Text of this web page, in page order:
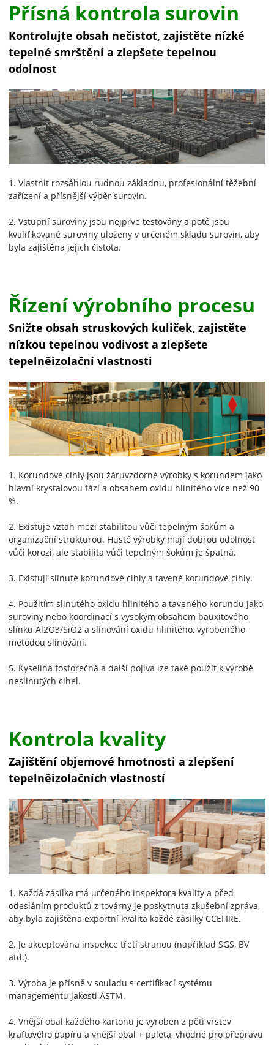
Přísná kontrola surovin
Kontrolujte obsah nečistot, zajistěte nízké
tepelné smrštění a zlepšete tepelnou
odolnost
1. Vlastnit rozsáhlou rudnou základnu, profesionální těžební
zařízení a přísnější výběr surovin.
2. Vstupní suroviny jsou nejprve testovány a poté jsou
kvalifikované suroviny uloženy v určeném skladu surovin, aby
byla zajištěna jejich čistota.
Řízení výrobního procesu
Snižte obsah struskových kuliček, zajistěte
nízkou tepelnou vodivost a zlepšete
tepelněizolační vlastnosti
1. Korundové cihly jsou žáruvzdorné výrobky s korundem jako
hlavní krystalovou fází a obsahem oxidu hlinitého více než 90
%.
2. Existuje vztah mezi stabilitou vůči tepelným šokům a
organizační strukturou. Husté výrobky mají dobrou odolnost
vůči korozi, ale stabilita vůči tepelným šokům je špatná.
3. Existují slinuté korundové cihly a tavené korundové cihly.
4. Použitím slinutého oxidu hlinitého a taveného korundu jako
suroviny nebo koordinací s vysokým obsahem bauxitového
slínku Al2O3/SiO2 a slinování oxidu hlinitého, vyrobeného
metodou slinování.
5. Kyselina fosforečná a další pojiva lze také použít k výrobě
neslinutých cihel.
Kontrola kvality
Zajištění objemové hmotnosti a zlepšení
tepelněizolačních vlastností
1. Každá zásilka má určeného inspektora kvality a před
odesláním produktů z továrny je poskytnuta zkušební zpráva,
aby byla zajištěna exportní kvalita každé zásilky CCEFIRE.
2. Je akceptována inspekce třetí stranou (například SGS, BV
atd.).
3. Výroba je přísně v souladu s certifikací systému
managementu jakosti ASTM.
4. Vnější obal každého kartonu je vyroben z pěti vrstev
kraftového papíru a vnější obal + paleta, vhodné pro přepravu